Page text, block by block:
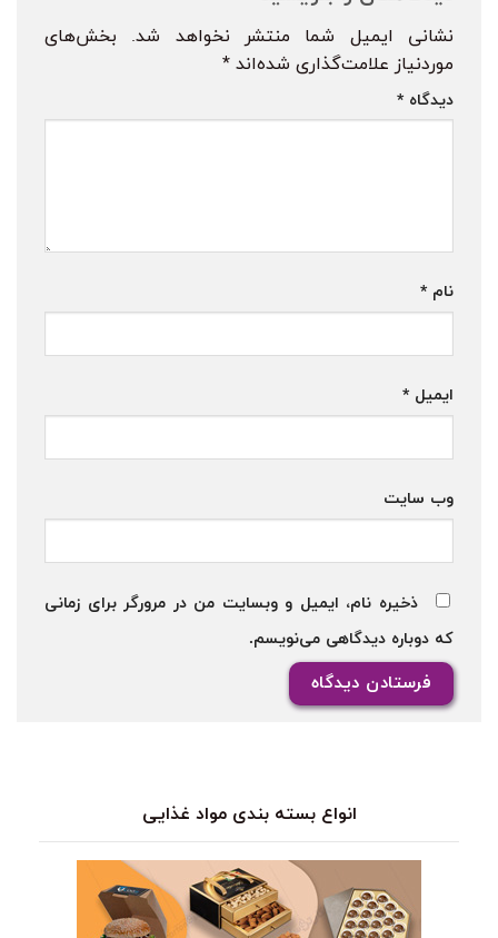
نشانی ایمیل شما منتشر نخواهد شد.
بخش‌های
موردنیاز علامت‌گذاری شده‌اند *
دیدگاه *
نام *
ایمیل *
وب‌ سایت
ذخیره نام، ایمیل و وبسایت من در مرورگر برای زمانی
که دوباره دیدگاهی می‌نویسم.
انواع بسته بندی مواد غذایی